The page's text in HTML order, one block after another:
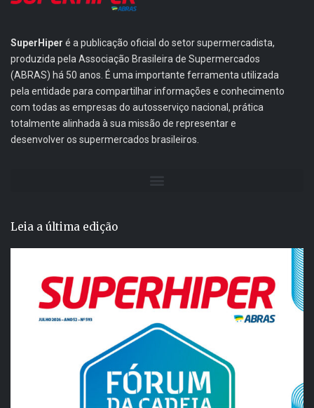
SuperHiper é a publicação oficial do setor supermercadista,
produzida pela Associação Brasileira de Supermercados
(ABRAS) há 50 anos. É uma importante ferramenta utilizada
pela entidade para compartilhar informações e conhecimento
com todas as empresas do autosserviço nacional, prática
totalmente alinhada à sua missão de representar e
desenvolver os supermercados brasileiros.
Leia a última edição